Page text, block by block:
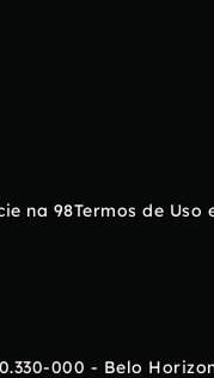
na 98Termos de Uso
000 - Belo